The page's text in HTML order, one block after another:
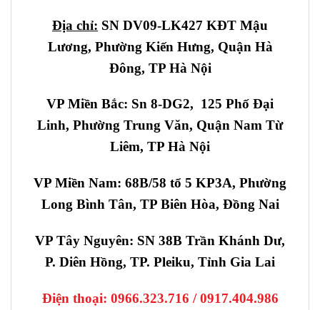
Địa chỉ: SN DV09-LK427 KĐT Mậu
Lương, Phường Kiến Hưng, Quận Hà
Đông, TP Hà Nội
VP Miền Bắc: Sn 8-DG2, 125 Phố Đại
Linh, Phường Trung Văn, Quận Nam Từ
Liêm, TP Hà Nội
VP Miền Nam: 68B/58 tổ 5 KP3A, Phường
Long Bình Tân, TP Biên Hòa, Đồng Nai
VP Tây Nguyên: SN 38B Trần Khánh Dư,
P. Diên Hồng, TP. Pleiku, Tỉnh Gia Lai
Điện thoại: 0966.323.716 / 0917.404.986